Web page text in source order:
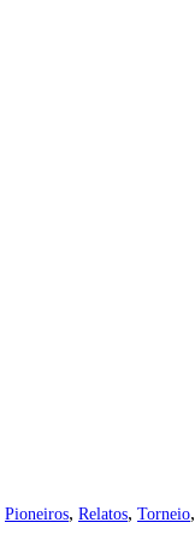
Pioneiros, Relatos, Torneio,